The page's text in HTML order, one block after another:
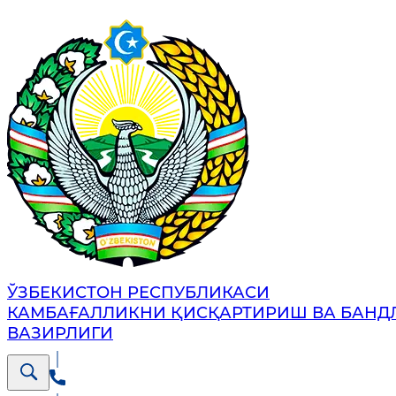
ЎЗБЕКИСТОН РЕСПУБЛИКАСИ
КАМБАҒАЛЛИКНИ ҚИСҚАРТИРИШ ВА
ВАЗИРЛИГИ